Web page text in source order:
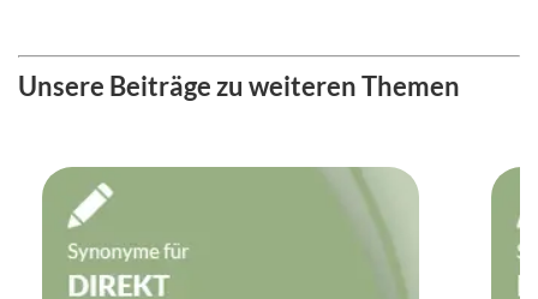
Unsere Beiträge zu weiteren Themen